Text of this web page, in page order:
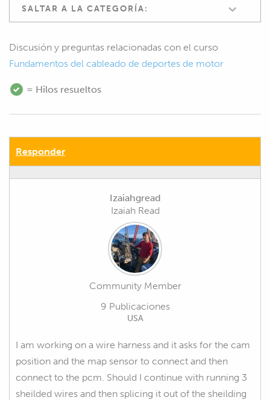
SALTAR A LA CATEGORÍA:
Discusión y preguntas relacionadas con el curso
Fundamentos del cableado de deportes de motor
= Hilos resueltos
Responder
Izaiahgread
Izaiah Read
Community Member
9 Publicaciones
USA
I am working on a wire harness and it asks for the cam
position and the map sensor to connect and then
connect to the pcm. Should I continue with running 3
sheilded wires and then splicing it out of the sheilding